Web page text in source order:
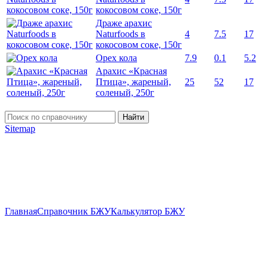
кокосовом соке, 150г
Драже арахис
Naturfoods в
кокосовом соке, 150г
4 7.5 17
Орех кола 7.9 0.1
5.2
Арахис «Красная
Птица», жареный,
соленый, 250г
25 52 17
Найти
Sitemap
ГлавнаяСправочник БЖУКалькулятор БЖУ